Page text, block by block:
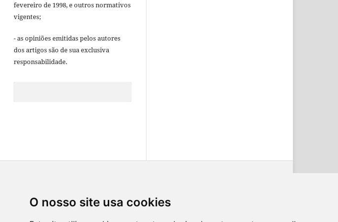
O nosso site usa cookies
fevereiro de 1998, e outros normativos
vigentes;
- as opiniões emitidas pelos autores
dos artigos são de sua exclusiva
responsabilidade.